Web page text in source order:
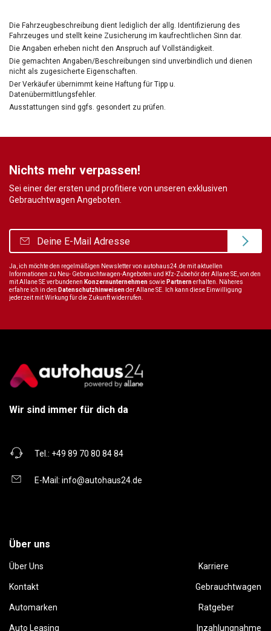
Die Fahrzeugbeschreibung dient lediglich der allg. Identifizierung des
Fahrzeuges und stellt keine Zusicherung im kaufrechtlichen Sinn dar.
Die Angaben erheben nicht den Anspruch auf Vollständigkeit.
Die gemachten Angaben/Beschreibungen sind unverbindlich und dienen
nicht als zugesicherte Eigenschaften.
Der Verkäufer übernimmt keine Haftung für Tipp u.
Datenübermittlungsfehler.
Ausstattungen sind ggfs. gesondert zu prüfen.
Nichts mehr verpassen!
Sei einer der ersten und profitiere von unseren exklusiven
Gebrauchtwagen Angeboten.
Ja, ich möchte den regelmäßigen Newsletter von autohaus24.de mit aktuellen
Informationen zu Neu- Gebrauchtwagen-Angeboten und Kfz-Zubehör der Allane SE, von den
mit Allane SE verbundenen Konzernunternehmen sowie Partnernerhalten. Näheres
erfahre ich in den Datenschutzhinweisender Allane SE. Ich kann diese Einwilligung
jederzeit mit Wirkung für die Zukunft widerrufen.
Wir sind immer für dich da
Tel.: +49 89 70 80 84 84
E-Mail: info@autohaus24.de
Über uns
Über Uns Karriere
Kontakt Gebrauchtwagen
Automarken Ratgeber
Auto Leasing Inzahlungnahme